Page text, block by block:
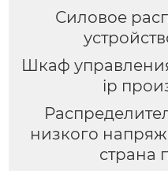
Силовое
Шкаф
ip
низкого
страна